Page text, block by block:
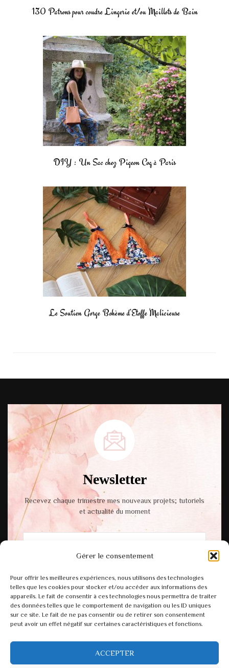
Gérer le consentement
Pour offrir les meilleures expériences, nous utilisons des technologies
telles que les cookies pour stocker et/ou accéder aux informations des
appareils. Le fait de consentir à ces technologies nous permettra de traiter
des données telles que le comportement de navigation ou les ID uniques
sur ce site. Le fait de ne pas consentir ou de retirer son consentement
peut avoir un effet négatif sur certaines caractéristiques et fonctions.
ACCEPTER
130 Patrons pour coudre Lingerie et/ou Maillots de Bain
DIY : Un Sac chez Pigeon Coq à Paris
Le Soutien Gorge Bohème d’Etoffe Malicieuse
Newsletter
Recevez chaque trimestre mes nouveaux projets; tutoriels
et actualité du moment
politique de confidentialité.